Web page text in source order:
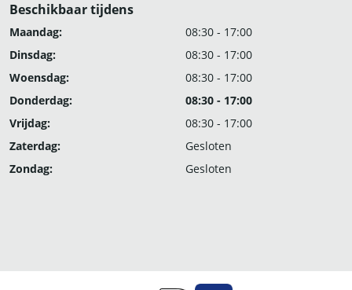
Beschikbaar tijdens
Maandag:
08:30 - 17:00
Dinsdag:
08:30 - 17:00
Woensdag:
08:30 - 17:00
Donderdag:
08:30 - 17:00
Vrijdag:
08:30 - 17:00
Zaterdag:
Gesloten
Zondag:
Gesloten